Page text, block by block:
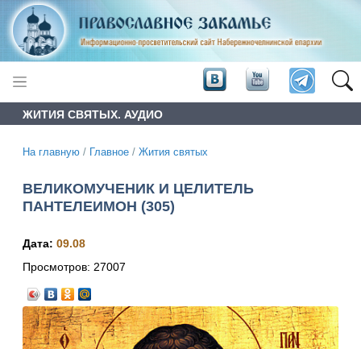
ЖИТИЯ СВЯТЫХ. АУДИО
На главную / Главное / Жития святых
ВЕЛИКОМУЧЕНИК И ЦЕЛИТЕЛЬ
ПАНТЕЛЕИМОН (305)
Дата: 09.08
Просмотров: 27007